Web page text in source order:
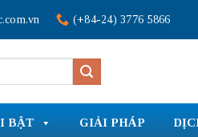
(+84-24) 3776 5866
BẬT GIẢI PHÁP